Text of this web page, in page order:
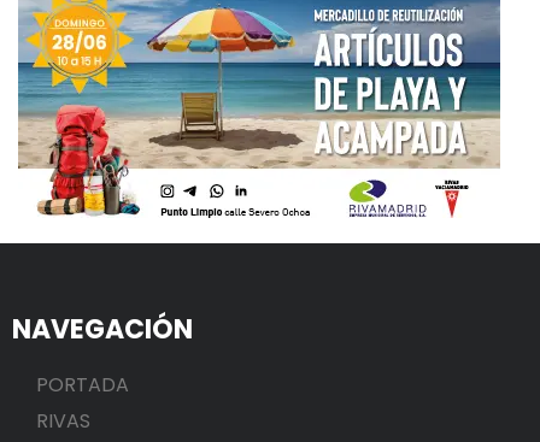
NAVEGACIÓN
PORTADA
RIVAS